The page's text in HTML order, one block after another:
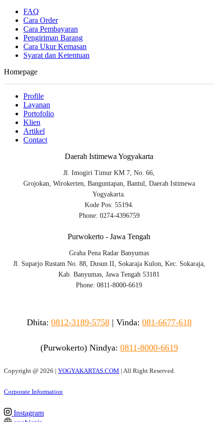
FAQ
Cara Order
Cara Pembayaran
Pengiriman Barang
Cara Ukur Kemasan
Syarat dan Ketentuan
Homepage
Profile
Layanan
Portofolio
Klien
Artikel
Contact
Daerah Istimewa Yogyakarta
Jl. Imogiri Timur KM 7, No. 66,
Grojokan, Wirokerten, Banguntapan, Bantul, Daerah Istimewa
Yogyakarta.
Kode Pos: 55194.
Phone: 0274-4396759
Purwokerto - Jawa Tengah
Graha Pena Radar Banyumas
Jl. Suparjo Rustam No. 88, Dusun II, Sokaraja Kulon, Kec. Sokaraja,
Kab. Banyumas, Jawa Tengah 53181
Phone: 0811-8000-6619
Dhita: 0812-3189-5758| Vinda: 081-6677-618
(Purwokerto) Nindya: 0811-8000-6619
Copyright @ 2026 | YOGYAKARTAS.COM | All Right Reserved.
Corporate Information
Instagram